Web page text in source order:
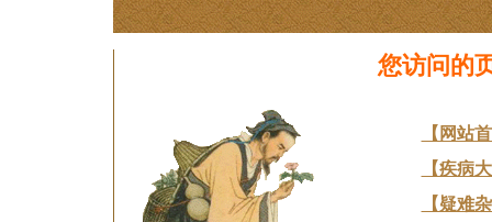
您访问的
【网站
【疾病
【疑难